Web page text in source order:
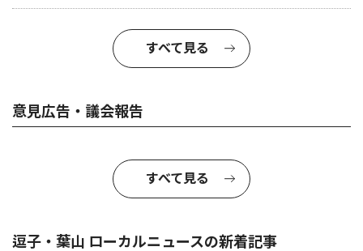
すべて見る
意見広告・議会報告
すべて見る
逗子・葉山 ローカルニュースの新着記事